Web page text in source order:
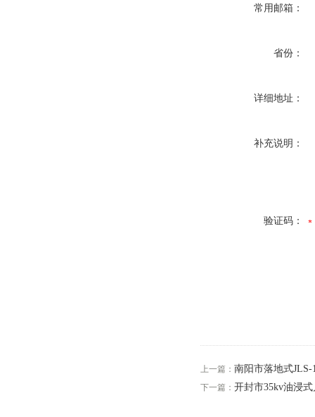
常用邮箱：
省份：
详细地址：
补充说明：
验证码：
上一篇： 南阳市落地式
下一篇： 开封市35kv油浸